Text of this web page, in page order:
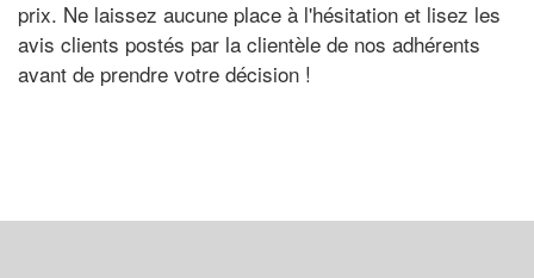
prix. Ne laissez aucune place à l'hésitation et lisez les
avis clients postés par la clientèle de nos adhérents
avant de prendre votre décision !